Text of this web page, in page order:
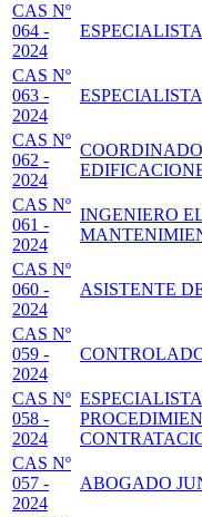
CAS Nº
064 -
2024
CAS Nº
063 -
2024
CAS Nº
062 -
2024
CAS Nº
061 -
2024
INGENIERO
CAS Nº
060 -
2024
ASISTENTE
CAS Nº
059 -
2024
CAS Nº
058 -
2024
CAS Nº
057 -
2024
ABOGADO